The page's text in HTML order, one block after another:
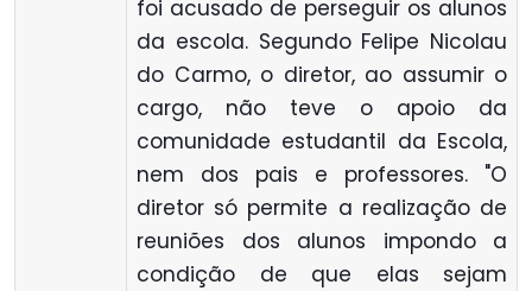
foi acusado de perseguir os alunos
da escola. Segundo Felipe Nicolau
do Carmo, o diretor, ao assumir o
cargo, não teve o apoio da
comunidade estudantil da Escola,
nem dos pais e professores. "O
diretor só permite a realização de
reuniões dos alunos impondo a
condição de que elas sejam